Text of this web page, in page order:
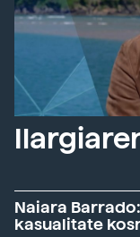
Naiara
kasualitate